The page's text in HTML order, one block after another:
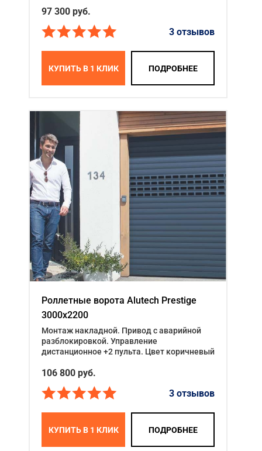
97 300 руб.
3 отзывов
КУПИТЬ В 1 КЛИК ПОДРОБНЕЕ
Роллетные ворота Alutech Prestige
3000x2200
Монтаж накладной. Привод с аварийной
разблокировкой. Управление
дистанционное +2 пульта. Цвет коричневый
106 800 руб.
3 отзывов
КУПИТЬ В 1 КЛИК ПОДРОБНЕЕ